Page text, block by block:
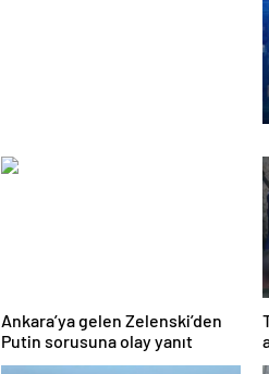
Ankara’ya gelen Zelenski’den
Putin sorusuna olay yanıt